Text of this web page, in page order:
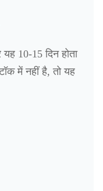
10-15 दिन होता
में नहीं है, तो यह